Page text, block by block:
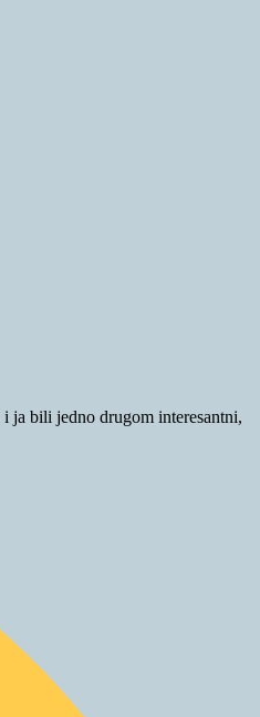
ja bili jedno drugom interesantni,